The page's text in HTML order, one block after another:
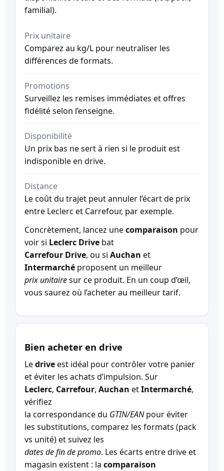
familial).
Prix unitaire
Comparez au kg/L pour neutraliser les
différences de formats.
Promotions
Surveillez les remises immédiates et offres
fidélité selon l’enseigne.
Disponibilité
Un prix bas ne sert à rien si le produit est
indisponible en drive.
Distance
Le coût du trajet peut annuler l’écart de prix
entre Leclerc et Carrefour, par exemple.
Concrètement, lancez unecomparaison pour
voir si Leclerc Drive bat
Carrefour Drive, ou si Auchan et
Intermarché proposent un meilleur
prix unitairesur ce produit. En un coup d’œil,
vous saurez où l’acheter au meilleur tarif.
Bien acheter en drive
Ledriveest idéal pour contrôler votre panier
et éviter les achats d’impulsion. Sur
Leclerc, Carrefour, Auchan etIntermarché,
vérifiez
la correspondance du GTIN/EANpour éviter
les substitutions, comparez les formats (pack
vs unité) et suivez les
dates de fin de promo. Les écarts entre drive et
magasin existent : la comparaison